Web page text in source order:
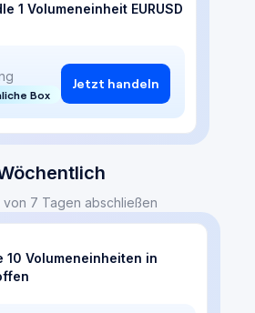
1 Volumeneinheit EURUSD
Box
Jetzt handeln
von 7 Tagen abschließen
10 Volumeneinheiten in